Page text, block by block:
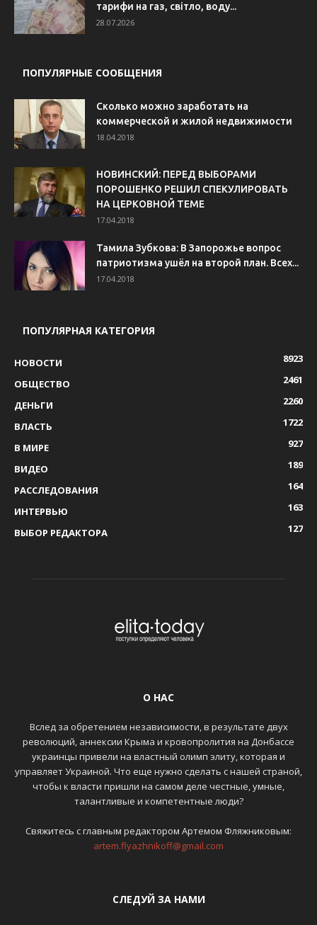
тарифи на газ, світло, воду...
28.07.2026
ПОПУЛЯРНЫЕ СООБЩЕНИЯ
Сколько можно заработать на
коммерческой и жилой недвижимости
18.04.2018
НОВИНСКИЙ: ПЕРЕД ВЫБОРАМИ
ПОРОШЕНКО РЕШИЛ СПЕКУЛИРОВАТЬ
НА ЦЕРКОВНОЙ ТЕМЕ
17.04.2018
Тамила Зубкова: В Запорожье вопрос
патриотизма ушёл на второй план. Всех...
17.04.2018
ПОПУЛЯРНАЯ КАТЕГОРИЯ
НОВОСТИ
8923
ОБЩЕСТВО
2461
ДЕНЬГИ
2260
ВЛАСТЬ
1722
В МИРЕ
927
ВИДЕО
189
РАССЛЕДОВАНИЯ
164
ИНТЕРВЬЮ
163
ВЫБОР РЕДАКТОРА
127
О НАС
Вслед за обретением независимости, в результате двух
революций, аннексии Крыма и кровопролития на Донбассе
украинцы привели на властный олимп элиту, которая и
управляет Украиной. Что еще нужно сделать с нашей страной,
чтобы к власти пришли на самом деле честные, умные,
талантливые и компетентные люди?
Свяжитесь с главным редактором Артемом Фляжниковым:
artem.flyazhnikoff@gmail.com
СЛЕДУЙ ЗА НАМИ